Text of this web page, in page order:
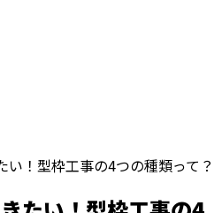
い！型枠工事の4つの種類って？